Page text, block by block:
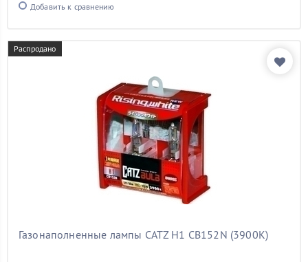
Добавить к сравнению
Распродано
Газонаполненные лампы CATZ H1 CB152N (3900К)